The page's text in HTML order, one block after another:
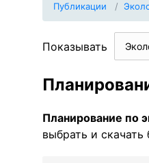
Публикации
Показывать
Планирование по
выбрать и скачать